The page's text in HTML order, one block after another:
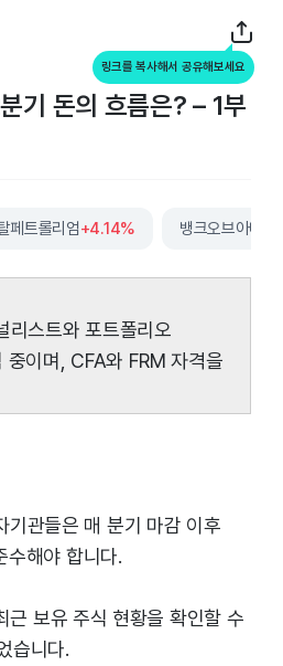
링크를 복사해서 공유해보세요
기 돈의 흐름은? – 1부
페트롤리엄+4.14% 뱅크오브아메리카
리스트와 포트폴리오
중이며, CFA와 FRM 자격을
관들은 매 분기 마감 이후
수해야 합니다.
보유 주식 현황을 확인할 수
습니다.